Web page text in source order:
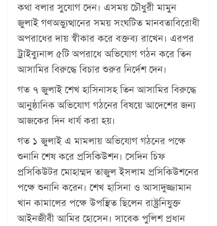
কথা বলার সুযোগ দেন। এসময় চৌধুরী মামুন
জুলাই গণঅভ্যুত্থানের সময় সংঘটিত মানবতাবিরোধী
অপরাধের দায় স্বীকার করে বক্তব্য রাখেন। এরপর
ট্রাইব্যুনাল ৫টি অপরাধে অভিযোগ গঠন করে তিন
আসামির বিরুদ্ধে বিচার শুরুর নির্দেশ দেন।
গত ৭ জুলাই শেখ হাসিনাসহ তিন আসামির বিরুদ্ধে
আনুষ্ঠানিক অভিযোগ গঠনের বিষয়ে আদেশের জন্য
আজকের দিন ধার্য করা হয়।
গত ১ জুলাই এ মামলায় অভিযোগ গঠনের পক্ষে
শুনানি শেষ করে প্রসিকিউশন। সেদিন চিফ
প্রসিকিউটর মোহাম্মদ তাজুল ইসলাম প্রসিকিউশনের
পক্ষে শুনানি করেন। শেখ হাসিনা ও আসাদুজ্জামান
খান কামালের পক্ষে উপস্থিত ছিলেন রাষ্ট্রনিযুক্ত
আইনজীবী আমির হোসেন। সাবেক পুলিশ প্রধান